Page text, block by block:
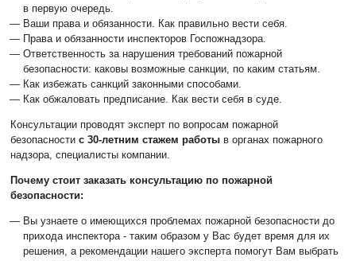
в первую очередь.
Ваши права и обязанности. Как правильно вести себя.
Права и обязанности инспекторов Госпожнадзора.
Ответственность за нарушения требований пожарной
безопасности: каковы возможные санкции, по каким статьям.
Как избежать санкций законными способами.
Как обжаловать предписание. Как вести себя в суде.
Консультации проводят эксперт по вопросам пожарной
безопасности с 30-летним стажем работы в органах пожарного
надзора, специалисты компании.
Почему стоит заказать консультацию по пожарной
безопасности:
Вы узнаете о имеющихся проблемах пожарной безопасности до
прихода инспектора - таким образом у Вас будет время для их
решения, а рекомендации нашего эксперта помогут Вам выбрать